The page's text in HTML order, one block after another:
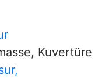
Kuvertüre